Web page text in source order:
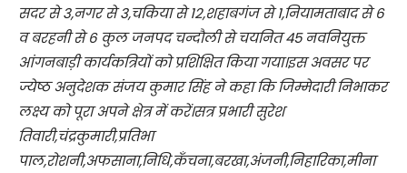
सदर से 3,नगर से 3,चकिया से 12,शहाबगंज से 1,नियामताबाद से 6
व बरहनी से 6 कुल जनपद चन्दौली से चयनित 45 नवनियुक्त
आंगनबाड़ी कार्यकत्रियों को प्रशिक्षित किया गया।इस अवसर पर
ज्येष्ठ अनुदेशक संजय कुमार सिंह ने कहा कि जिम्मेदारी निभाकर
लक्ष्य को पूरा अपने क्षेत्र में करें।सत्र प्रभारी सुरेश
तिवारी,चंद्रकुमारी,प्रतिभा
पाल,रोशनी,अफसाना,निधि,कँचना,बरखा,अंजनी,निहारिका,मीना